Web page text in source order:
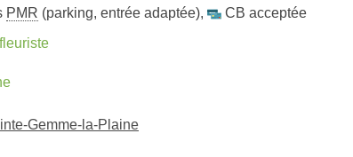
PMR (parking, entrée adaptée),
CB acceptée
Gemme-la-Plaine